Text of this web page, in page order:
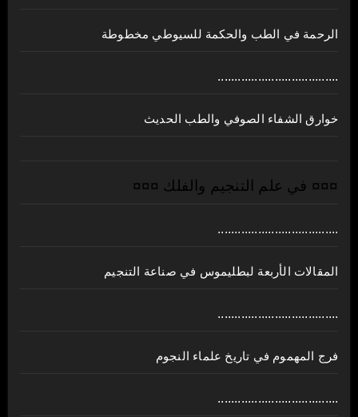
الرحمة في الطب والحكمة للسيوطي مخطوطة
....................................
خوارق الشفاء الصوفي والطب الحديث
¤¤¤ في علم التنجيم والفلك ¤¤¤
....................................
المقالات الأربعة لبطليموس في صناعة التنجيم
....................................
فرج المهموم في تاريخ علماء النجوم
....................................